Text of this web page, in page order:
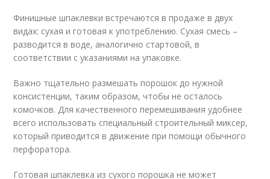
Финишные шпаклевки встречаются в продаже в двух
видах: сухая и готовая к употреблению. Сухая смесь –
разводится в воде, аналогично стартовой, в
соответствии с указаниями на упаковке.
Важно тщательно размешать порошок до нужной
консистенции, таким образом, чтобы не осталось
комочков. Для качественного перемешивания удобнее
всего использовать специальный строительный миксер,
который приводится в движение при помощи обычного
перфоратора.
Готовая шпаклевка из сухого порошка не может